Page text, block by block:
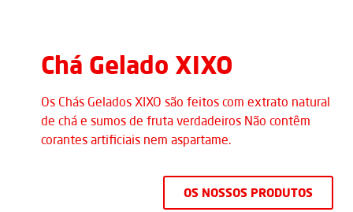
Chá Gelado XIXO
Os Chás Gelados XIXO são feitos com extrato natural
de chá e sumos de fruta verdadeiros Não contêm
corantes artificiais nem aspartame.
OS NOSSOS PRODUTOS